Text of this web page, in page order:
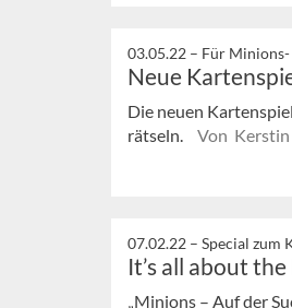
03.05.22 – Für Minions-
Neue
Die neuen
rätseln.
Von Kerstin
07.02.22 – Special zum
It’s all about
„Minions – Auf der